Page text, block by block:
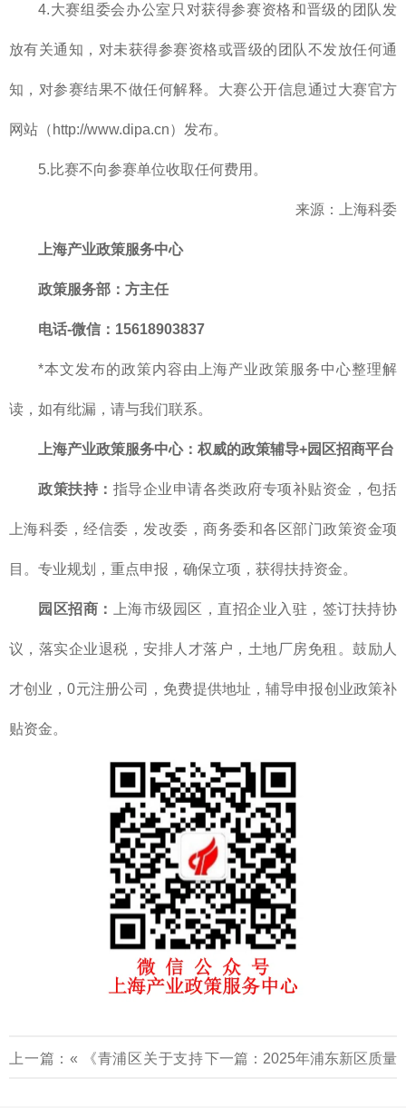
4.大赛组委会办公室只对获得参赛资格和晋级的团队发
放有关通知，对未获得参赛资格或晋级的团队不发放任何通
知，对参赛结果不做任何解释。大赛公开信息通过大赛官方
网站（http://www.dipa.cn）发布。
5.比赛不向参赛单位收取任何费用。
来源：上海科委
上海产业政策服务中心
政策服务部 ：方主任
电话-微信：15618903837
*本文发布的政策内容由上海产业政策服务中心整理解
读，如有纰漏，请与我们联系。
上海产业政策服务中心： 权威的政策辅导+园区招商平台
政策扶持： 指导企业申请各类政府专项补贴资金，包括
上海科委，经信委，发改委，商务委和各区部门政策资金项
目。专业规划，重点申报，确保立项，获得扶持资金。
园区招商： 上海市级园区，直招企业入驻，签订扶持协
议，落实企业退税，安排人才落户，土地厂房免租。鼓励人
才创业，0元注册公司，免费提供地址，辅导申报创业政策补
贴资金。
上一篇：« 《青浦区关于支持下一篇： 2025年浦东新区质量